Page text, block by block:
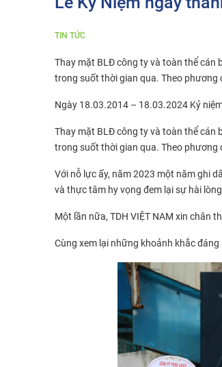
TIN TỨC
Thay mặt BLĐ công ty và toàn thể cán
trong suốt thời gian qua. Theo phương
Ngày 18.03.2014 – 18.03.2024 Kỷ niệm
Thay mặt BLĐ công ty và toàn thể cán
trong suốt thời gian qua. Theo phương
Với nỗ lực ấy, năm 2023 một năm ghi
và thực tâm hy vọng đem lại sự hài
Một lần nữa, TDH VIỆT NAM xin chân
Cùng xem lại những khoảnh khắc